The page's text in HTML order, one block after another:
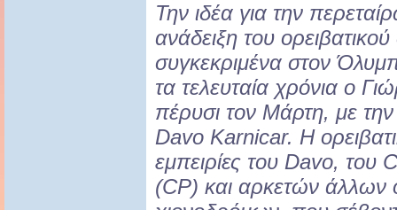
Την ιδέα για την
ανάδειξη του
συγκεκριμένα στον
τα τελευταία χρόνια ο
πέρυσι τον Μάρτη, με
Davo Karnicar. Η
εμπειρίες του Davo,
(CP) και αρκετών άλλων